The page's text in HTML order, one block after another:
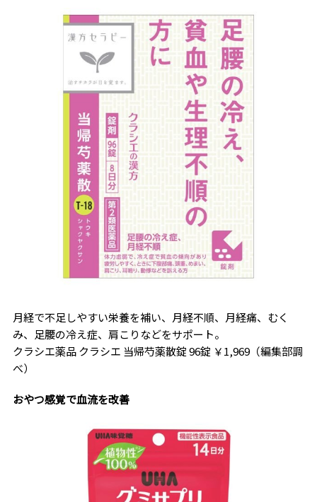
月経で不足しやすい栄養を補い、月経不順、月経痛、むく
み、足腰の冷え症、肩こりなどをサポート。
クラシエ薬品 クラシエ 当帰芍薬散錠 96錠 ￥1,969（編集部調
べ）
おやつ感覚で血流を改善